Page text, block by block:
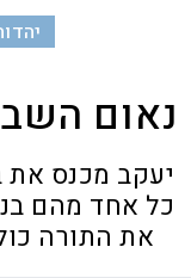
נאום
יעקב מכנס את
כל אחד מהם
את התורה